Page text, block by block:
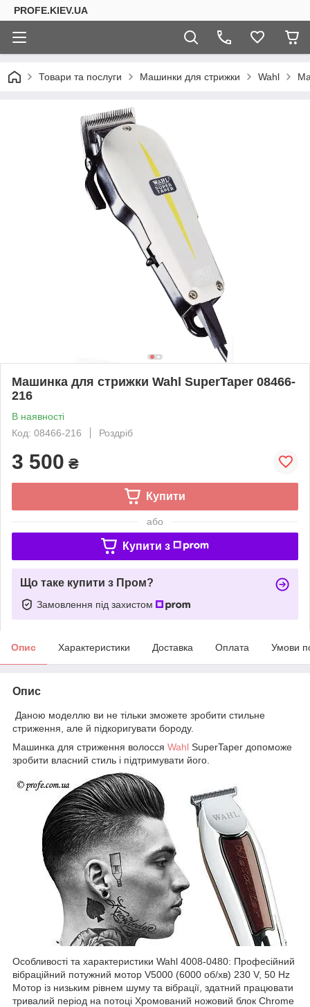
PROFE.KIEV.UA
Товари та послуги Машинки для стрижки Wahl
Машинка для стрижки Wahl SuperTaper 08466-
216
В наявності
Код: 08466-216
Роздріб
3 500 ₴
Купити
або
Купити з
Що таке купити з Пром?
Замовлення під захистом
Опис Характеристики Доставка Оплата Умови
Опис
Даною моделлю ви не тільки зможете зробити стильне
стриження, але й підкоригувати бороду.
Машинка для стриження волосся Wahl SuperTaper допоможе
зробити власний стиль і підтримувати його.
Особливості та характеристики Wahl 4008-0480: Професійний
вібраційний потужний мотор V5000 (6000 об/хв) 230 V, 50 Hz
Мотор із низьким рівнем шуму та вібрації, здатний працювати
тривалий період на потоці Хромований ножовий блок Chrome